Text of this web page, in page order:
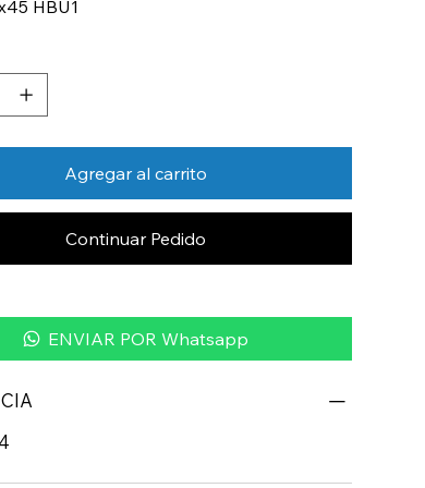
HBU1
Agregar al carrito
Continuar Pedido
ENVIAR POR Whatsapp